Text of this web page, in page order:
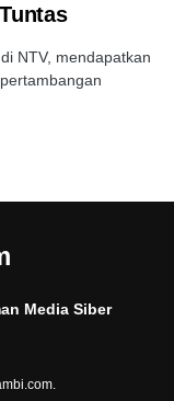
NTV, mendapatkan
Media Siber